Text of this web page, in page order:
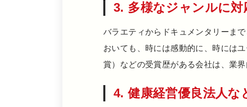
3. 多様なジャンルに
バラエティからドキュメンタリーま
おいても、時には感動的に、時には
賞）などの受賞歴がある会社は、業
4. 健康経営優良法人